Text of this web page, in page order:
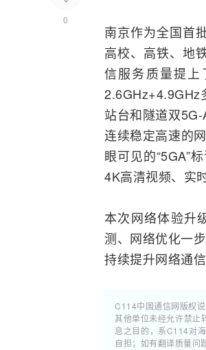
0
南京作为全国首
高校、高铁、地
信服务质量提
2.6GHz+4.9GHz
站台和隧道双
连续稳定高速的
眼可见的“5GA”
4K高清视频、实
本次网络体验升
测、网络优化一
持续提升网络通
C114中国通信网版权
其他单位未经允许禁止
息之目的，系C114对
自担；如有翻译质量问